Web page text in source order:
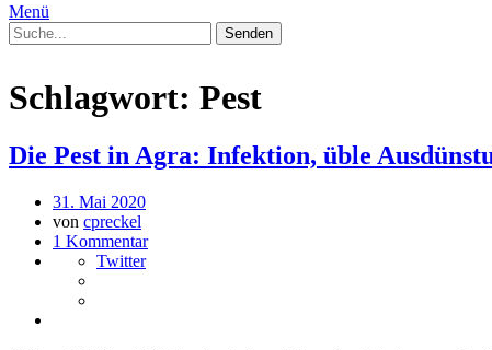
Menü
Schlagwort: Pest
Die Pest in Agra: Infektion, üble
31. Mai 2020
von cpreckel
1 Kommentar
Twitter